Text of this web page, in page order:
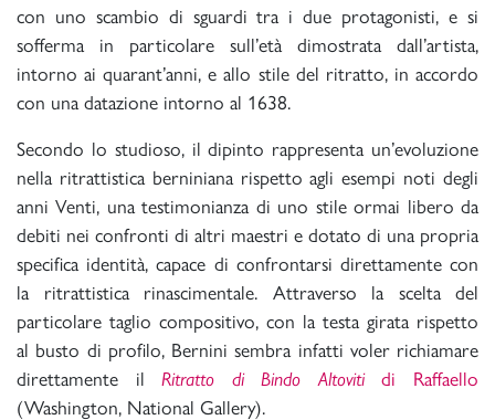
con uno scambio di sguardi tra i due protagonisti, e si
sofferma in particolare sull’età dimostrata dall’artista,
intorno ai quarant’anni, e allo stile del ritratto, in accordo
con una datazione intorno al 1638.
Secondo lo studioso, il dipinto rappresenta un’evoluzione
nella ritrattistica berniniana rispetto agli esempi noti degli
anni Venti, una testimonianza di uno stile ormai libero da
debiti nei confronti di altri maestri e dotato di una propria
specifica identità, capace di confrontarsi direttamente con
la ritrattistica rinascimentale. Attraverso la scelta del
particolare taglio compositivo, con la testa girata rispetto
al busto di profilo, Bernini sembra infatti voler richiamare
direttamente ilRitratto di Bindo Altovitidi Raffaello
(Washington, National Gallery).